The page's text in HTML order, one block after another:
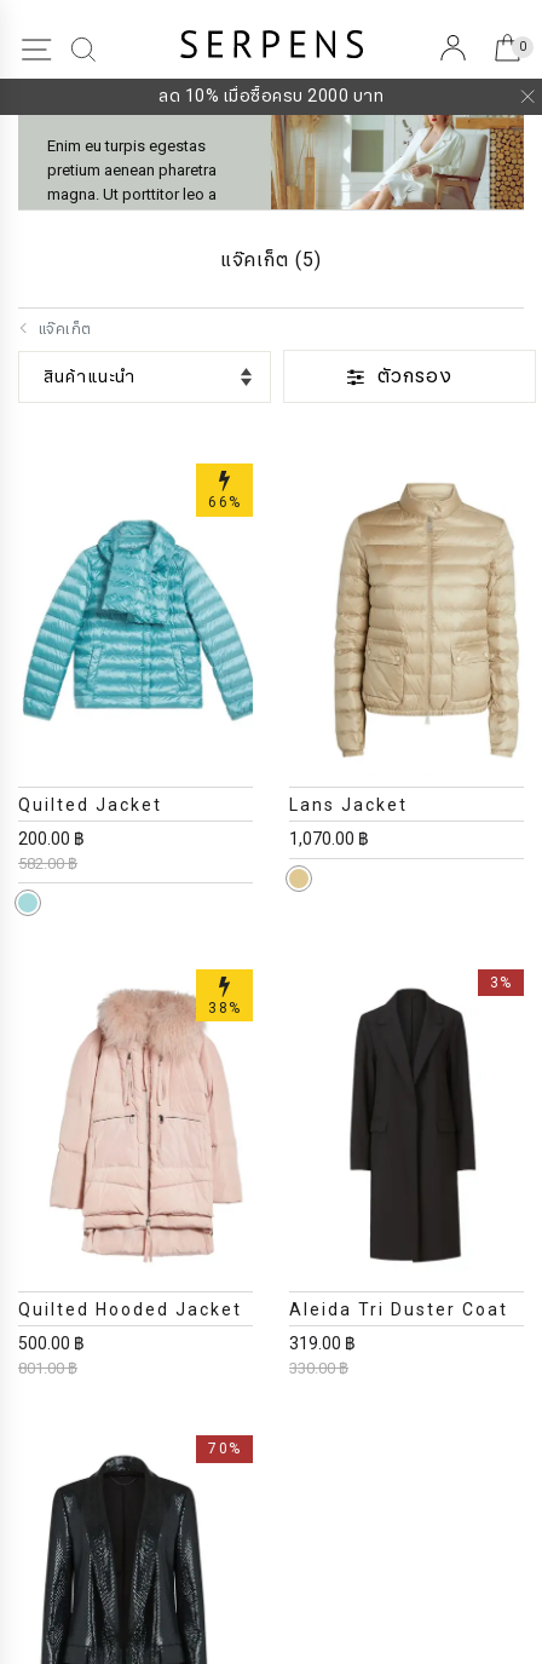
0
ลด 10% เมื่อซื้อครบ 2000 บาท
Enim eu turpis egestas
pretium aenean pharetra
magna. Ut porttitor leo a
morbi blandit cursus
risus at ultrices. Metus
aliquam eleifend mi in
nulla posuere. Vulputate
volutpat blandit. Egestas
dui id ornare arcu odio ut
แจ๊คเก็ต(5)
แจ๊คเก็ต
ตัวกรอง
66%
Quilted Jacket
200.00 ฿
582.00 ฿
Lans Jacket
1,070.00 ฿
38%
Quilted Hooded Jacket
500.00 ฿
801.00 ฿
3%
Aleida Tri Duster Coat
319.00 ฿
330.00 ฿
70%